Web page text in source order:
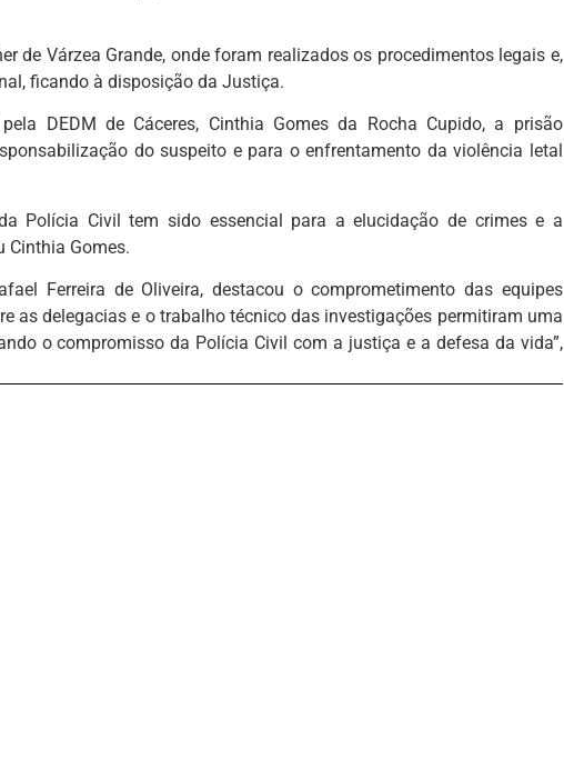
de Várzea Grande, onde foram realizados os procedimentos legais e,
ficando à disposição da Justiça.
DEDM de Cáceres, Cinthia Gomes da Rocha Cupido, a prisão
do suspeito e para o enfrentamento da violência letal
Polícia Civil tem sido essencial para a elucidação de crimes e a
Cinthia Gomes.
Ferreira de Oliveira, destacou o comprometimento das equipes
as delegacias e o trabalho técnico das investigações permitiram uma
o compromisso da Polícia Civil com a justiça e a defesa da vida”,